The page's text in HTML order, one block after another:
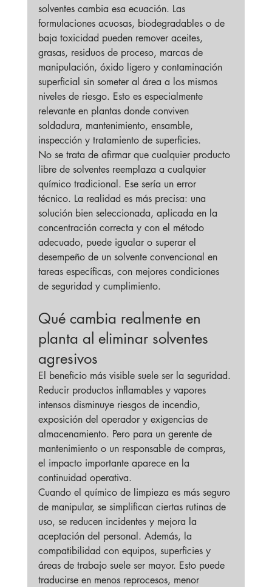
solventes cambia esa ecuación. Las
formulaciones acuosas, biodegradables o de
baja toxicidad pueden remover aceites,
grasas, residuos de proceso, marcas de
manipulación, óxido ligero y contaminación
superficial sin someter al área a los mismos
niveles de riesgo. Esto es especialmente
relevante en plantas donde conviven
soldadura, mantenimiento, ensamble,
inspección y tratamiento de superficies.
No se trata de afirmar que cualquier producto
libre de solventes reemplaza a cualquier
químico tradicional. Ese sería un error
técnico. La realidad es más precisa: una
solución bien seleccionada, aplicada en la
concentración correcta y con el método
adecuado, puede igualar o superar el
desempeño de un solvente convencional en
tareas específicas, con mejores condiciones
de seguridad y cumplimiento.
Qué cambia realmente en
planta al eliminar solventes
agresivos
El beneficio más visible suele ser la seguridad.
Reducir productos inflamables y vapores
intensos disminuye riesgos de incendio,
exposición del operador y exigencias de
almacenamiento. Pero para un gerente de
mantenimiento o un responsable de compras,
el impacto importante aparece en la
continuidad operativa.
Cuando el químico de limpieza es más seguro
de manipular, se simplifican ciertas rutinas de
uso, se reducen incidentes y mejora la
aceptación del personal. Además, la
compatibilidad con equipos, superficies y
áreas de trabajo suele ser mayor. Esto puede
traducirse en menos reprocesos, menor